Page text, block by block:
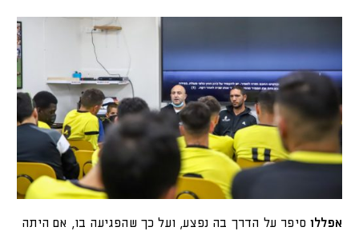
אפללוסיפר על הדרך בה נפצע, ועל כך שהפגיעה בו, אם היתה